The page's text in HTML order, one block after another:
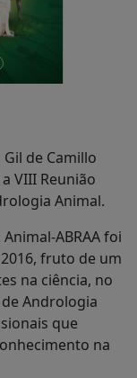
de Camillo
VIII Reunião
Animal.
ABRAA foi
fruto de um
na ciência, no
Andrologia
que
na